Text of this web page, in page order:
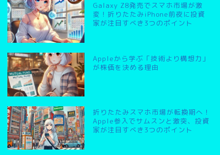
Galaxy Z8発売でスマホ市場が激
変！折りたたみiPhone前夜に投資
家が注目すべき3つのポイント
Appleから学ぶ「技術より構想力」
が株価を決める理由
折りたたみスマホ市場が転換期へ！
Apple参入でサムスンと激突、投資
家が注目すべき3つのポイント